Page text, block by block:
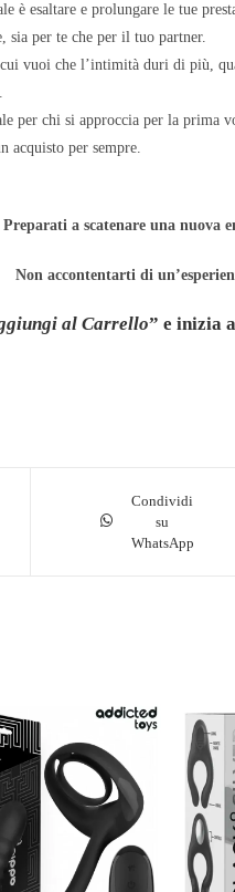
è esaltare e prolungare le tue
sia per te che per il tuo partner.
vuoi che l’intimità duri di più,
per chi si approccia per la prima
acquisto per sempre.
Preparati a scatenare una nuova
Non accontentarti di
al Carrello” e inizia
Condividi
su
WhatsApp